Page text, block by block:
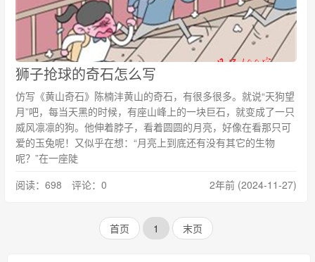
狮子抢球的奇石怎么写
仿写《黄山奇石》陈楠沣黄山的奇石，有很多很多。就说“天狗望
月”吧，每当天黑的时候，有座山峰上的一块巨石，就变成了一只
威风凛凛的狗。他伸着脖子，看着圆圆的月亮，好像在看那只可
爱的玉兔呢！又似乎在想：“月亮上到底还有没有其它的生物
呢？”在一座陡
阅读：698 评论：0
2年前 (2024-11-27)
首页 1 末页